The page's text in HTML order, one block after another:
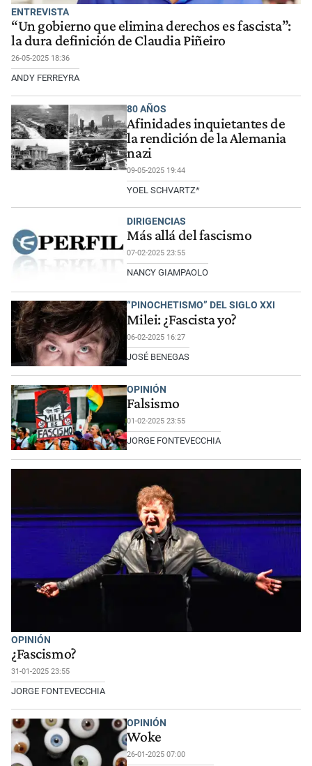
ENTREVISTA
“Un gobierno que elimina derechos es fascista”:
la dura definición de Claudia Piñeiro
26-05-2025 18:36
ANDY FERREYRA
80 AÑOS
Afinidades inquietantes de
la rendición de la Alemania
nazi
09-05-2025 19:44
YOEL SCHVARTZ*
DIRIGENCIAS
Más allá del fascismo
07-02-2025 23:55
NANCY GIAMPAOLO
“PINOCHETISMO” DEL SIGLO XXI
Milei: ¿Fascista yo?
06-02-2025 16:27
JOSÉ BENEGAS
OPINIÓN
Falsismo
01-02-2025 23:55
JORGE FONTEVECCHIA
OPINIÓN
¿Fascismo?
31-01-2025 23:55
JORGE FONTEVECCHIA
OPINIÓN
Woke
26-01-2025 07:00